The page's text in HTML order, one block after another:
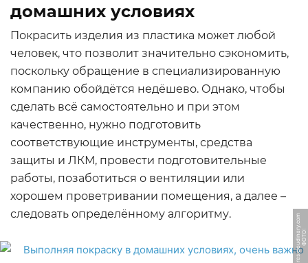
домашних условиях
Покрасить изделия из пластика может любой
человек, что позволит значительно сэкономить,
поскольку обращение в специализированную
компанию обойдётся недёшево. Однако, чтобы
сделать всё самостоятельно и при этом
качественно, нужно подготовить
соответствующие инструменты, средства
защиты и ЛКМ, провести подготовительные
работы, позаботиться о вентиляции или
хорошем проветривании помещения, а далее –
следовать определённому алгоритму.
Ф
О
Т
О:
r
e
s.
cl
o
u
di
n
a
r
y.
c
o
m